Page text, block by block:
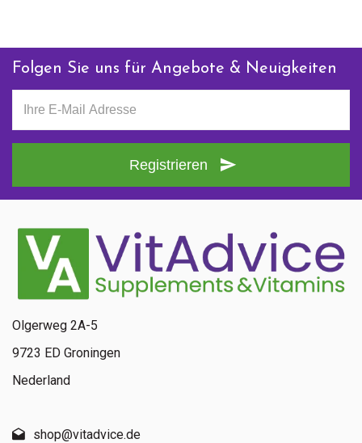
Folgen Sie uns für Angebote & Neuigkeiten
Registrieren
Olgerweg 2A-5
9723 ED Groningen
Nederland
shop@vitadvice.de